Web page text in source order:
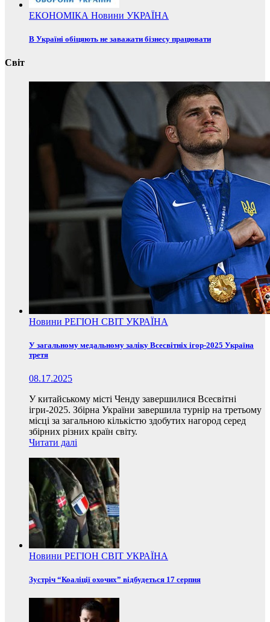
ЕКОНОМІКА Новини УКРАЇНА
В Україні обіцяють не заважати бізнесу працювати
Світ
Новини РЕГІОН СВІТ УКРАЇНА
У загальному медальному заліку Всесвітніх ігор-2025 Україна
третя
08.17.2025
У китайському місті Ченду завершилися Всесвітні
ігри-2025. Збірна України завершила турнір на третьому
місці за загальною кількістю здобутих нагород серед
збірних різних країн світу.
Читати далі
Новини РЕГІОН СВІТ УКРАЇНА
Зустріч “Коаліції охочих” відбудеться 17 серпня